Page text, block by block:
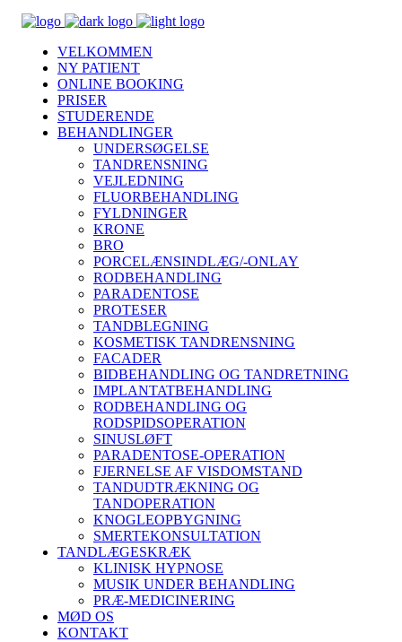
VELKOMMEN
NY PATIENT
ONLINE BOOKING
PRISER
STUDERENDE
BEHANDLINGER
UNDERSØGELSE
TANDRENSNING
VEJLEDNING
FLUORBEHANDLING
FYLDNINGER
KRONE
BRO
PORCELÆNSINDLÆG/-ONLAY
RODBEHANDLING
PARADENTOSE
PROTESER
TANDBLEGNING
KOSMETISK TANDRENSNING
FACADER
BIDBEHANDLING OG TANDRETNING
IMPLANTATBEHANDLING
RODBEHANDLING OG
RODSPIDSOPERATION
SINUSLØFT
PARADENTOSE-OPERATION
FJERNELSE AF VISDOMSTAND
TANDUDTRÆKNING OG
TANDOPERATION
KNOGLEOPBYGNING
SMERTEKONSULTATION
TANDLÆGESKRÆK
KLINISK HYPNOSE
MUSIK UNDER BEHANDLING
PRÆ-MEDICINERING
MØD OS
KONTAKT